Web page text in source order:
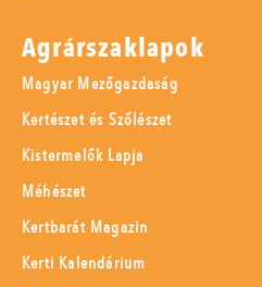
Agrárszaklapok
Magyar Mezőgazdaság
Kertészet és Szőlészet
Kistermelők Lapja
Méhészet
Kertbarát Magazin
Kerti Kalendárium